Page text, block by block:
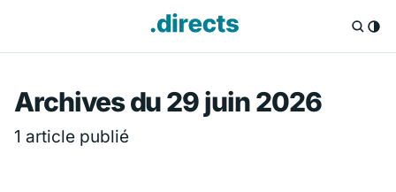
Directs.fr —
Archives du 29 juin 2026
1 article publié